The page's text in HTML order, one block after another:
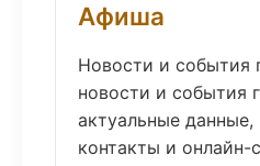
Афиша
Новости и события
новости и события
актуальные данные,
контакты и онлайн-